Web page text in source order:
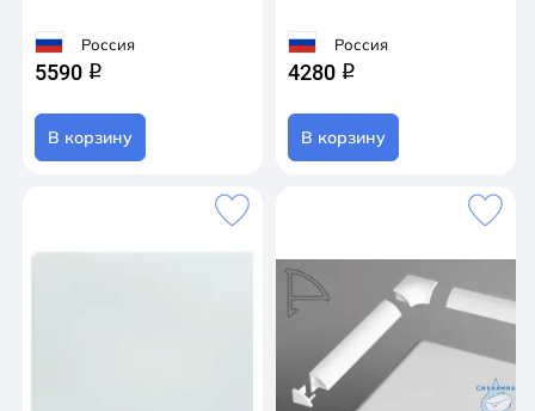
Россия
5590 q
В корзину
Россия
4280 q
В корзину